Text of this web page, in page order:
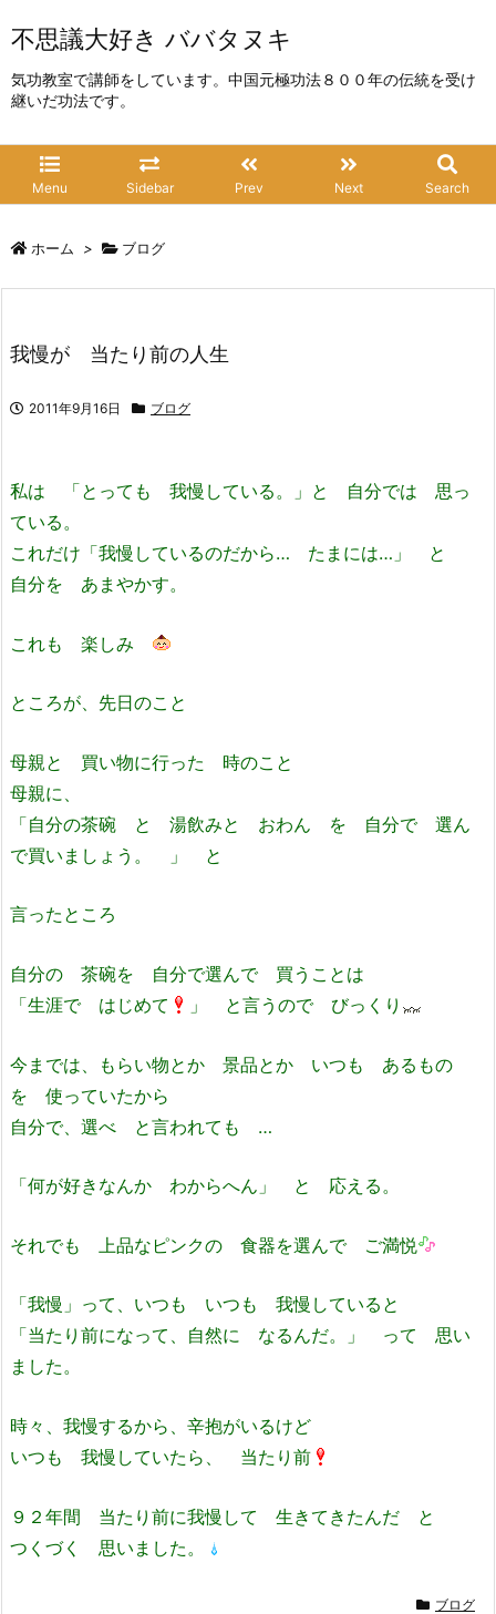
不思議大好き ババタヌキ
気功教室で講師をしています。中国元極功法８００年の伝統を受け
継いだ功法です。
Menu Sidebar Prev Next Search
ホーム > ブログ
我慢が 当たり前の人生
2011年9月16日 ブログ
私は 「とっても 我慢している。」と 自分では 思っ
ている。
これだけ「我慢しているのだから… たまには…」 と
自分を あまやかす。
これも 楽しみ
ところが、先日のこと
母親と 買い物に行った 時のこと
母親に、
「自分の茶碗 と 湯飲みと おわん を 自分で 選ん
で買いましょう。 」 と
言ったところ
自分の 茶碗を 自分で選んで 買うことは
「生涯で はじめて
」 と言うので びっくり
今までは、もらい物とか 景品とか いつも あるもの
を 使っていたから
自分で、選べ と言われても …
「何が好きなんか わからへん」 と 応える。
それでも 上品なピンクの 食器を選んで ご満悦
「我慢」って、いつも いつも 我慢していると
「当たり前になって、自然に なるんだ。」 って 思い
ました。
時々、我慢するから、辛抱がいるけど
いつも 我慢していたら、 当たり前
９２年間 当たり前に我慢して 生きてきたんだ と
つくづく 思いました。
ブログ